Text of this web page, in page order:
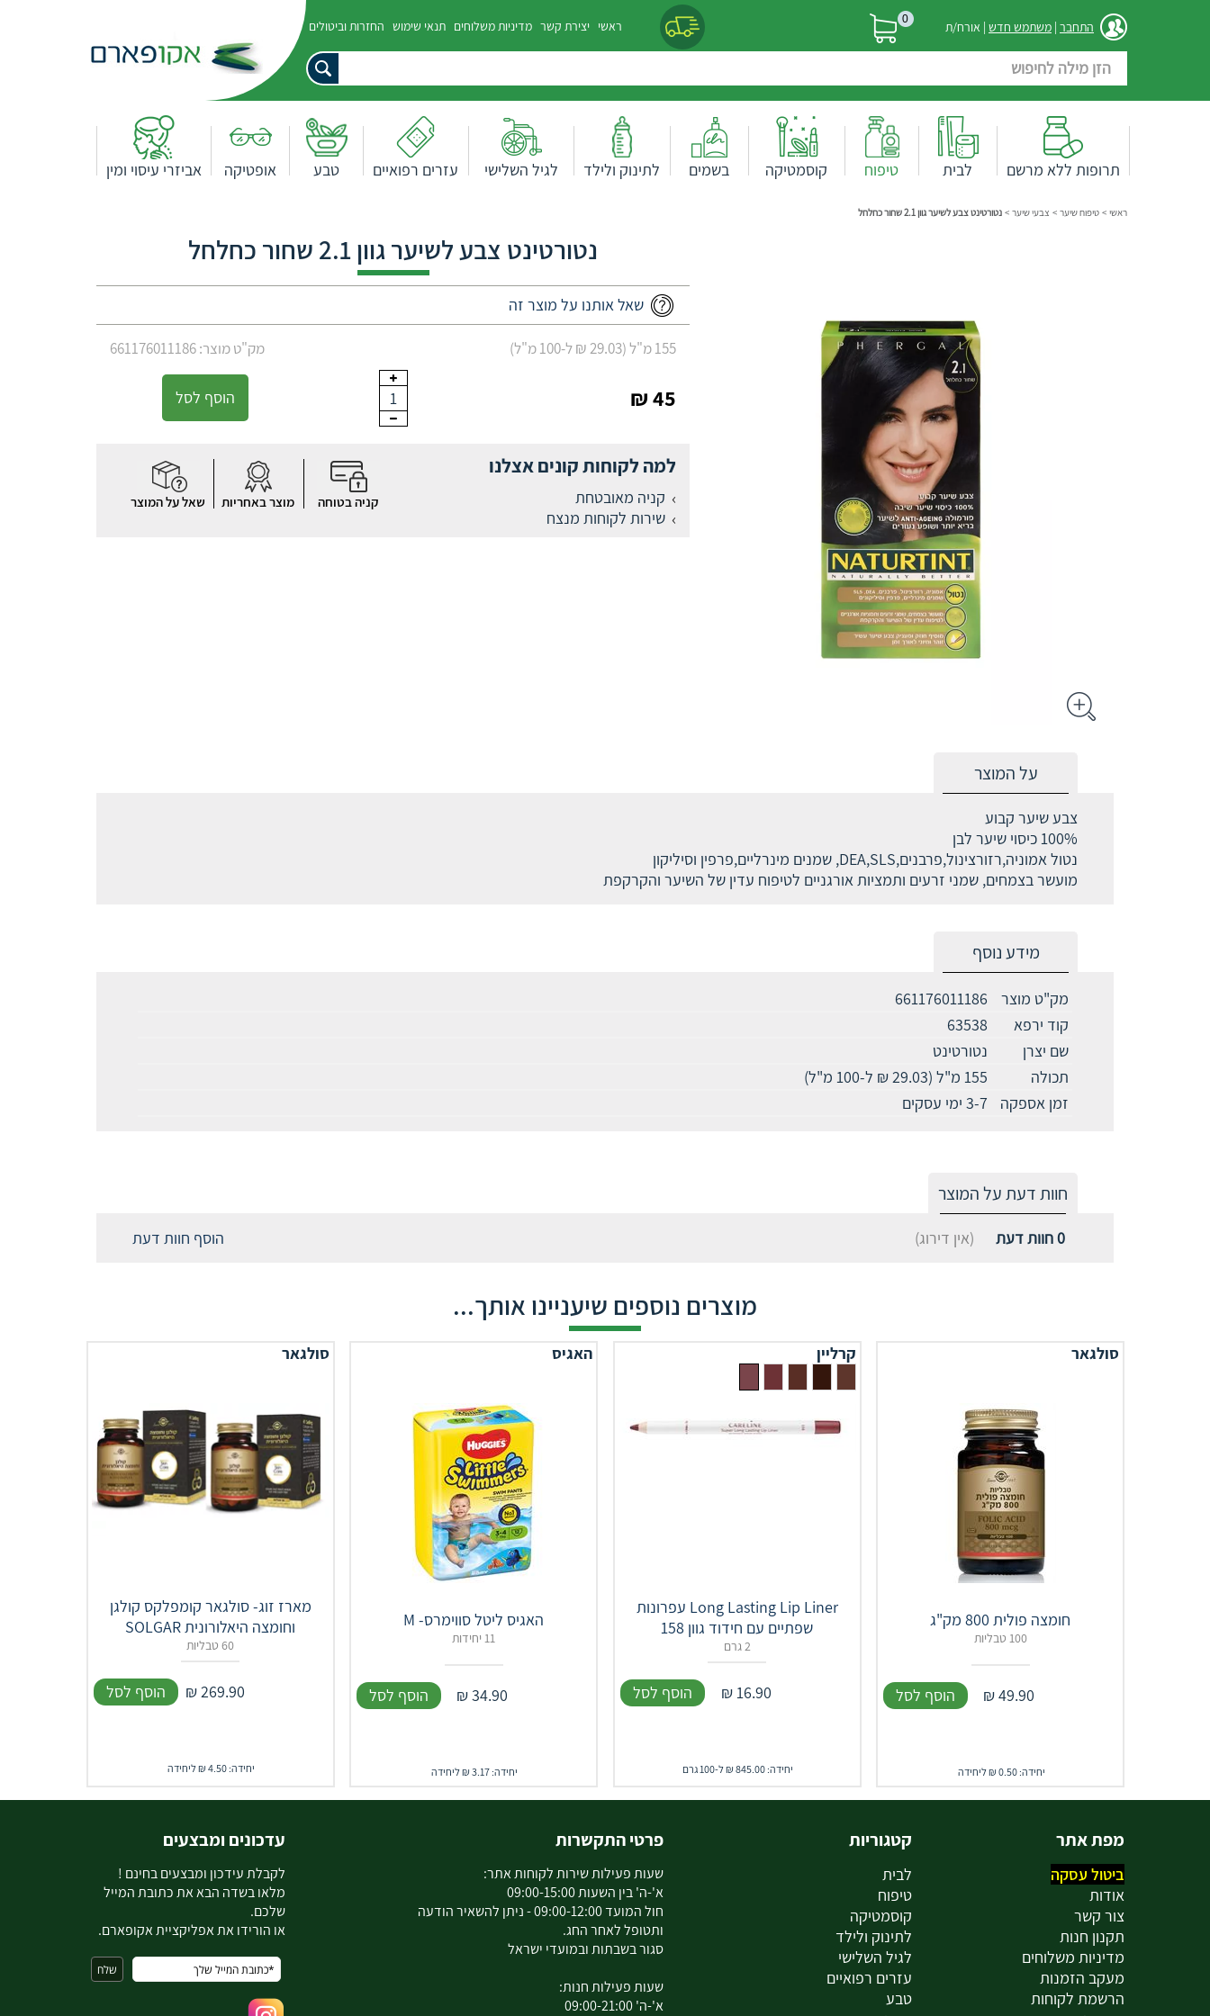
התחבר | משתמש חדש | אורח/ת 0 ראשי יצירת קשר מדיניות משלוחים תנאי שימוש החזרות וביטולים
תרופות ללא מרשם לבית טיפוח קוסמטיקה בשמים לתינוק ולילד לגיל השלישי עזרים רפואיים טבע אופטיקה אביזרי עיסוי ומין
ראשי > טיפוח שיער > צבעי שיער > נטורטינט צבע לשיער גוון 2.1 שחור כחלחל
נטורטינט צבע לשיער גוון 2.1 שחור כחלחל
שאל אותנו על מוצר זה
155 מ"ל (29.03 ₪ ל-100 מ"ל) מק"ט מוצר: 661176011186
45 ₪
1 הוסף לסל
למה לקוחות קונים אצלנו
קניה מאובטחת
שירות לקוחות מנצח
קניה בטוחה מוצר באחריות שאל על המוצר
על המוצר
צבע שיער קבוע
100% כיסוי שיער לבן
נטול אמוניה,רזורצינול,פרבנים,DEA,SLS, שמנים מינרליים,פרפין וסיליקון
מועשר בצמחים, שמני זרעים ותמציות אורגניים לטיפוח עדין של השיער והקרקפת
מידע נוסף
מק"ט מוצר
661176011186
קוד ירפא
63538
שם יצרן
נטורטינט
תכולה
155 מ"ל (29.03 ₪ ל-100 מ"ל)
זמן אספקה
3-7 ימי עסקים
חוות דעת על המוצר
0חוות דעת (אין דירוג) הוסף חוות דעת
מוצרים נוספים שיעניינו אותך...
סולגאר
חומצה פולית 800 מק"ג
100 טבליות
49.90
₪ הוסף לסל
יחידה: 0.50 ₪ ליחידה
קרליין
Long Lasting Lip Liner עפרונות
שפתיים עם חידוד גוון 158
2 גרם
16.90
₪ הוסף לסל
יחידה: 845.00 ₪ ל-100 גרם
האגיס
האגיס ליטל סווימרס- M
11 יחידות
34.90
₪ הוסף לסל
יחידה: 3.17 ₪ ליחידה
סולגאר
מארז זוג- סולגאר קומפלקס קולגן
וחומצה היאלורונית SOLGAR
60 טבליות
269.90
₪ הוסף לסל
יחידה: 4.50 ₪ ליחידה
מפת אתר
ביטול עסקה
אודות
צור קשר
תקנון חנות
מדיניות משלוחים
מעקב הזמנות
הרשמת לקוחות
קטגוריות
לבית
טיפוח
קוסמטיקה
לתינוק ולילד
לגיל השלישי
עזרים רפואיים
טבע
פרטי התקשרות
שעות פעילות שירות לקוחות אתר:
א'-ה' בין השעות 09:00-15:00
חול המועד 09:00-12:00 - ניתן להשאיר הודעה
ותטופל לאחר החג.
סגור בשבתות ובמועדי ישראל
שעות פעילות חנות:
א'-ה' 09:00-21:00
עדכונים ומבצעים
לקבלת עידכון ומבצעים בחינם !
מלאו בשדה הבא את כתובת המייל
שלכם.
או הורידו את אפליקציית אקופארם.